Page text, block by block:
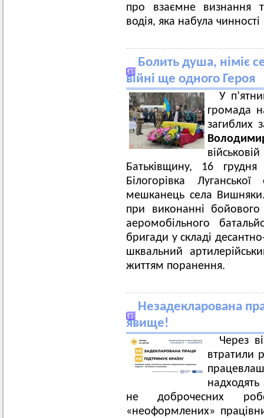
про взаємне визнання
водія, яка набула
Болить душа, німіє
війні ще одного Героя
У
громада
загиблих
Батьківщину, 16
Білогорівка
мешканець села
при виконанні
аеромобільного
бригади у складі
шквальний
життям поранення.
Незадекларована
явище!
Через
втратили
не доброчесних
«неоформлених»